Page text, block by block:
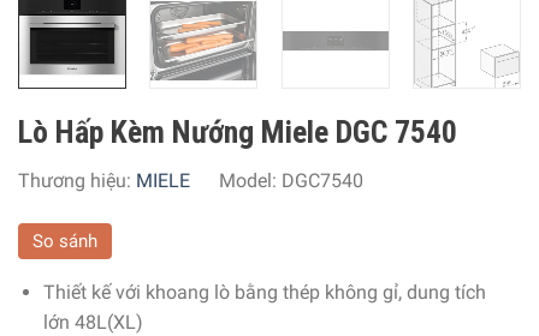
Lò Hấp Kèm Nướng Miele DGC 7540
Thương hiệu: MIELE Model: DGC7540
So sánh
Thiết kế với khoang lò bằng thép không gỉ, dung tích
lớn 48L(XL)